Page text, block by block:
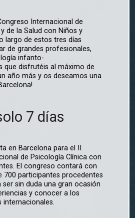
Internacional de
de la Salud con Niños y
largo de estos tres días
de grandes profesionales,
infanto-
que disfrutéis al máximo de
año más y os deseamos una
7 días
en Barcelona para el II
de Psicología Clínica con
El congreso contará con
700 participantes procedentes
ser sin duda una gran ocasión
y conocer a los
internacionales.